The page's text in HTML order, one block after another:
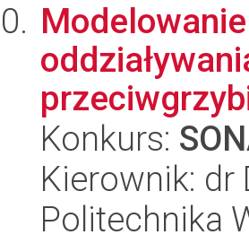
Konkurs:
Kierownik: dr
Politechnika